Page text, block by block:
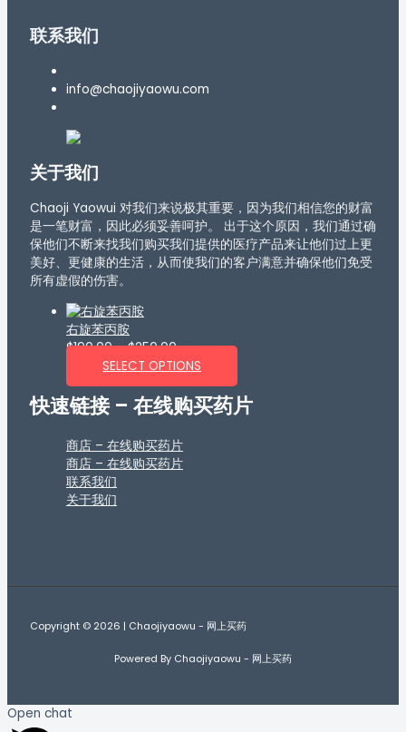
联系我们
info@chaojiyaowu.com
关于我们
Chaoji Yaowui 对我们来说极其重要，因为我们相信您的财富
是一笔财富，因此必须妥善呵护。 出于这个原因，我们通过确
保他们不断来找我们购买我们提供的医疗产品来让他们过上更
美好、更健康的生活，从而使我们的客户满意并确保他们免受
所有虚假的伤害。
右旋苯丙胺
$190.00–$250.00
SELECT OPTIONS
快速链接 – 在线购买药片
商店 – 在线购买药片
商店 – 在线购买药片
联系我们
关于我们
Copyright © 2026 | Chaojiyaowu - 网上买药
Powered By Chaojiyaowu - 网上买药
Open chat